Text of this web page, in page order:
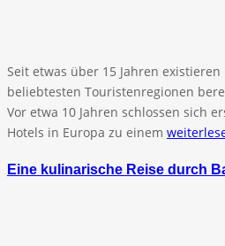
Seit etwas über 15 Jahren
beliebtesten Touristenregionen
Vor etwa 10 Jahren schlossen sich
Hotels in Europa zu einem
Eine kulinarische Reise durch